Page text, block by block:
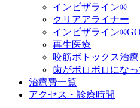
インビザライン®
クリアアライナー
インビザライン®GO
再生医療
咬筋ボトックス治療
歯がボロボロにな
治療費一覧
アクセス・診療時間